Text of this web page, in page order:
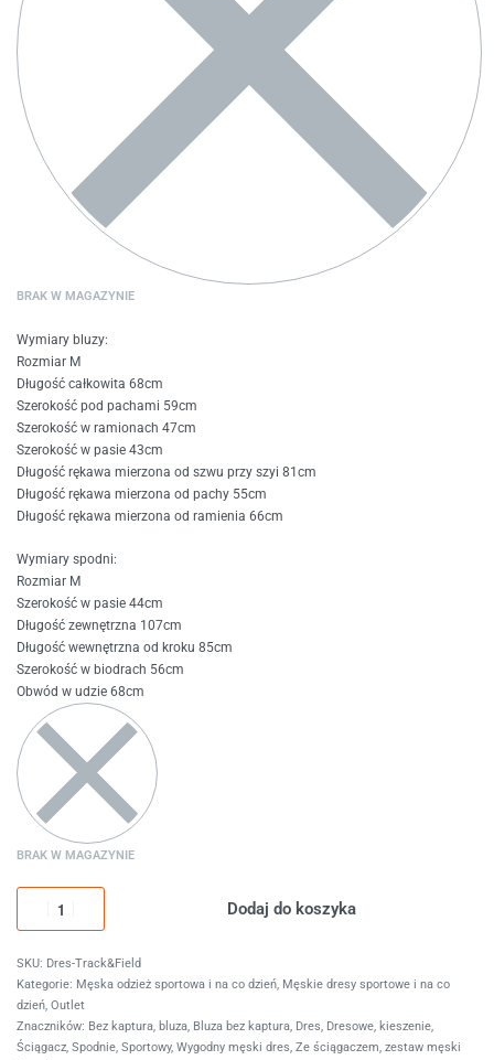
BRAK W MAGAZYNIE
Wymiary bluzy:
Rozmiar M
Długość całkowita 68cm
Szerokość pod pachami 59cm
Szerokość w ramionach 47cm
Szerokość w pasie 43cm
Długość rękawa mierzona od szwu przy szyi 81cm
Długość rękawa mierzona od pachy 55cm
Długość rękawa mierzona od ramienia 66cm
Wymiary spodni:
Rozmiar M
Szerokość w pasie 44cm
Długość zewnętrzna 107cm
Długość wewnętrzna od kroku 85cm
Szerokość w biodrach 56cm
Obwód w udzie 68cm
BRAK W MAGAZYNIE
Dodaj do koszyka
Dres-Track&Field
Kategorie: Męska odzież sportowa i na co dzień, Męskie dresy sportowe i na co
dzień, Outlet
Znaczników: Bez kaptura, bluza, Bluza bez kaptura, Dres, Dresowe, kieszenie,
Ściągacz, Spodnie, Sportowy, Wygodny męski dres, Ze ściągaczem, zestaw męski